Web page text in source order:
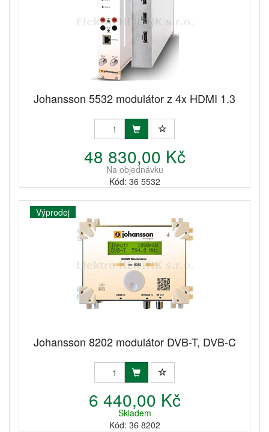
Johansson 5532 modulátor z 4x HDMI 1.3
48 830,00 Kč
Na objednávku
Kód: 36 5532
Výprodej
Johansson 8202 modulátor DVB-T, DVB-C
6 440,00 Kč
Skladem
Kód: 36 8202